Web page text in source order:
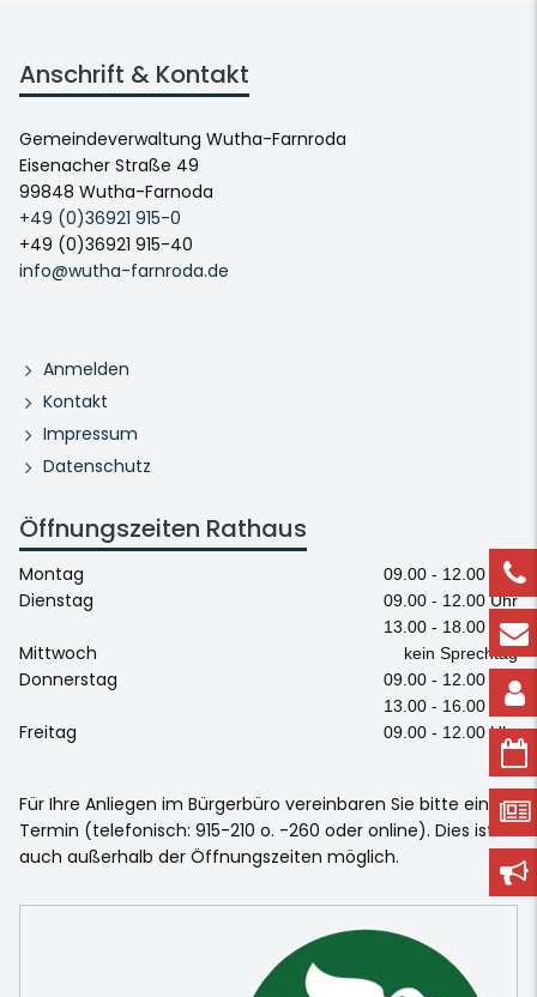
Anschrift & Kontakt
Gemeindeverwaltung Wutha-Farnroda
Eisenacher Straße 49
99848 Wutha-Farnoda
+49 (0)36921 915-0
+49 (0)36921 915-40
info@wutha-farnroda.de
Anmelden
Kontakt
Impressum
Datenschutz
Öffnungszeiten Rathaus
Montag 09.00 - 12.00 Uhr
Dienstag
09.00 - 12.00 Uhr
13.00 - 18.00 Uhr
Mittwoch kein Sprechtag
Donnerstag
09.00 - 12.00 Uhr
13.00 - 16.00 Uhr
Freitag 09.00 - 12.00 Uhr
Für Ihre Anliegen im Bürgerbüro vereinbaren Sie bitte einen
Termin (telefonisch: 915-210 o. -260 oder online). Dies ist
auch außerhalb der Öffnungszeiten möglich.